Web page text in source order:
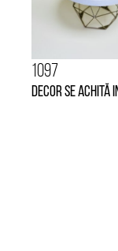
1097
Decor se achită